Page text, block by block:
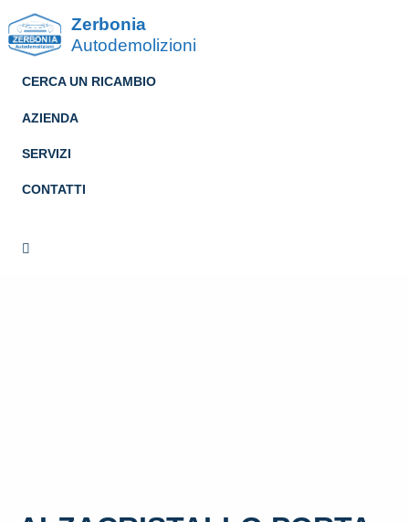
Zerbonia
Autodemolizioni
CERCA UN RICAMBIO
AZIENDA
SERVIZI
CONTATTI